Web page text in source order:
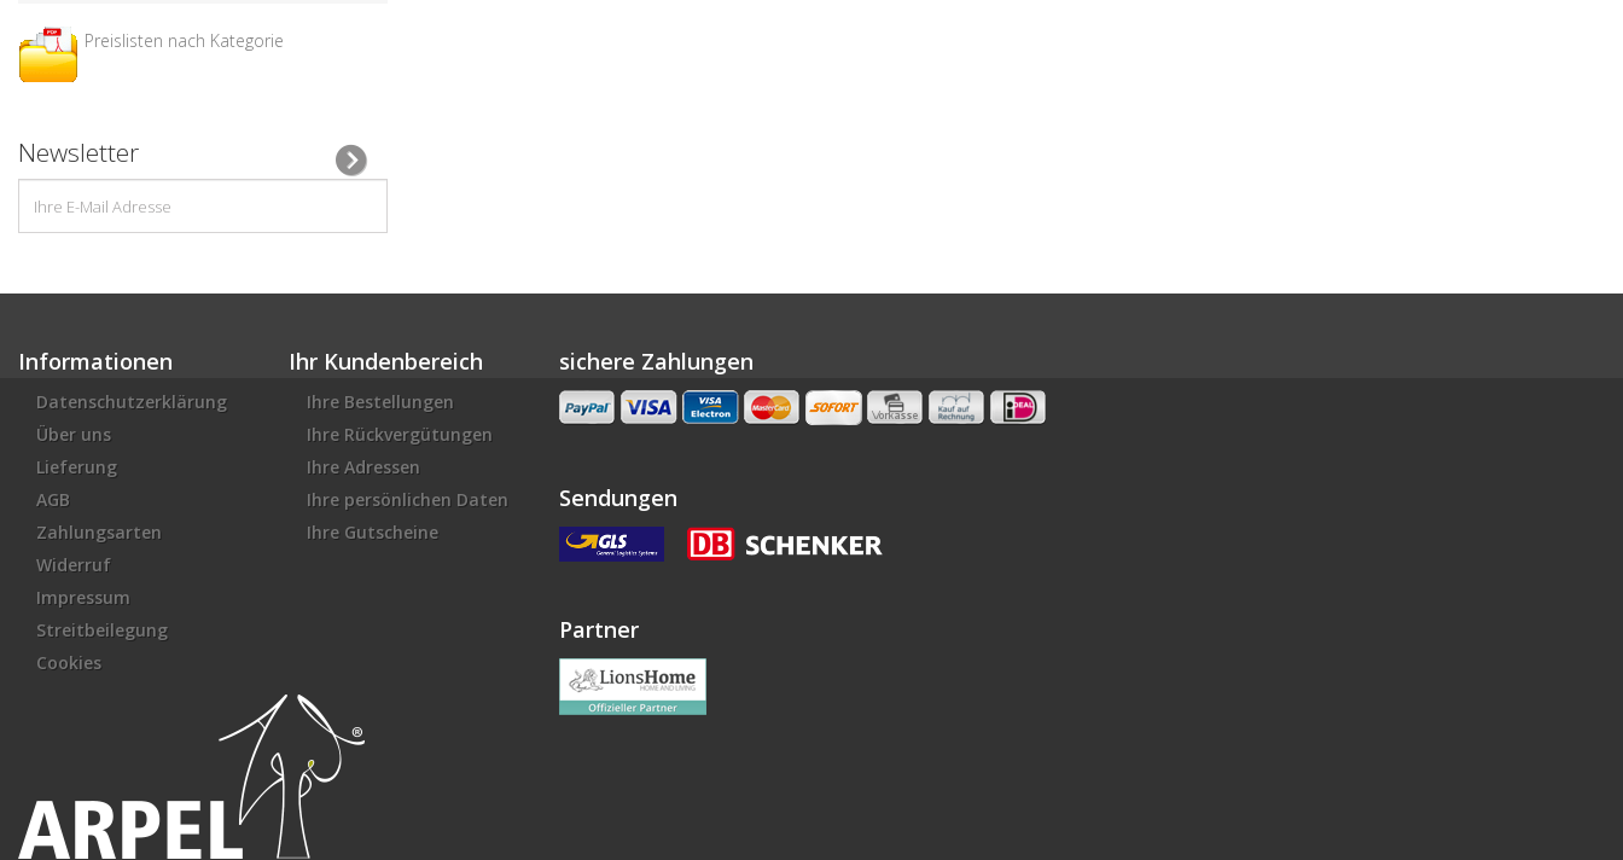
Preislisten nach Kategorie
Newsletter
Informationen
Datenschutzerklärung
Über uns
Lieferung
AGB
Zahlungsarten
Widerruf
Impressum
Streitbeilegung
Cookies
Ihr Kundenbereich
Ihre Bestellungen
Ihre Rückvergütungen
Ihre Adressen
Ihre persönlichen Daten
Ihre Gutscheine
sichere Zahlungen
Sendungen
Partner